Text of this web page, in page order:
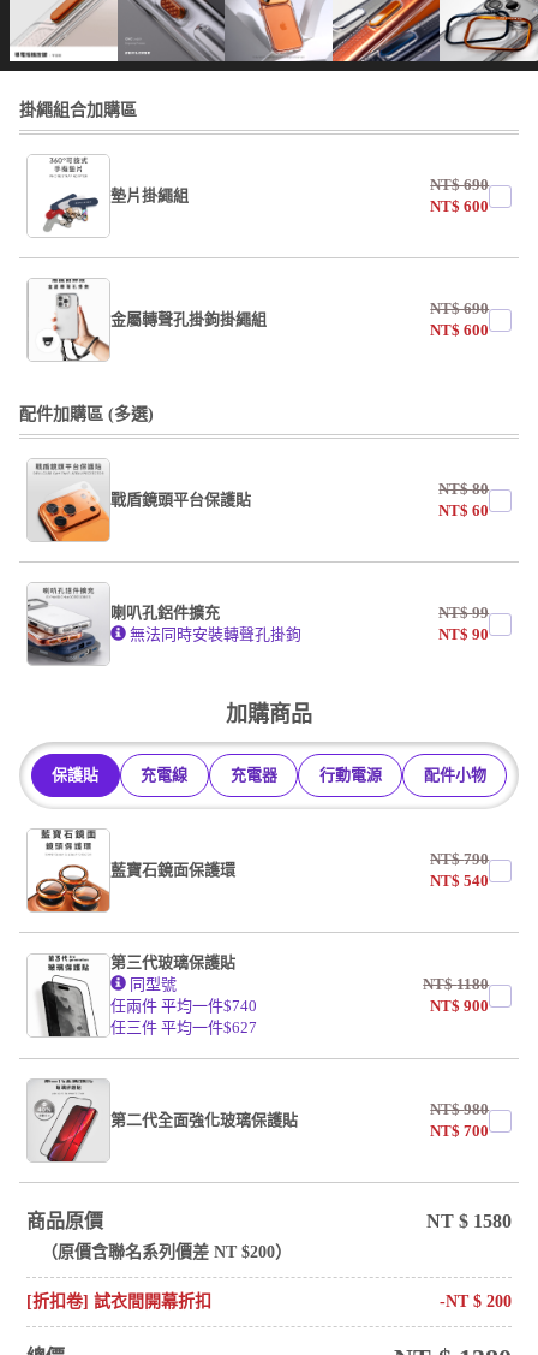
掛繩組合加購區
墊片掛繩組
NT$690
NT$600
undefined / undefined
掛繩
金屬轉聲孔掛鉤掛繩組
NT$690
NT$600
掛繩
undefined / undefined
配件加購區 (多選)
戰盾鏡頭平台保護貼
NT$80
NT$60
系列
喇叭孔鋁件擴充
無法同時安裝轉聲孔掛鉤
NT$99
NT$90
加購商品
保護貼 充電線 充電器 行動電源 配件小物
藍寶石鏡面保護環
NT$790
NT$540
第三代玻璃保護貼
同型號
任兩件 平均一件$740
任三件 平均一件$627
NT$1180
NT$900
第二代全面強化玻璃保護貼
NT$980
NT$700
商品原價 NT $ 1580
（原價含聯名系列 價差 NT $200）
[折扣卷] 試衣間開幕折扣 -NT $200